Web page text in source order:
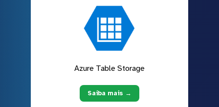
Azure Table Storage
Saiba mais →